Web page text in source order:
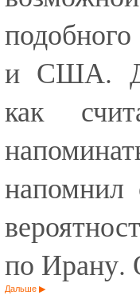
и США.
как
по Ирану.
Дальше